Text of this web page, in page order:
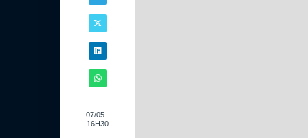
07/05 -
16H30